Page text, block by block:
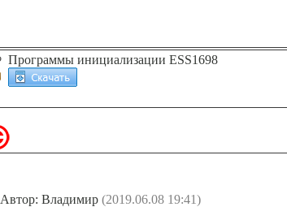
Программы инициализации ESS1698
Автор: Владимир (2019.06.08 19:41)